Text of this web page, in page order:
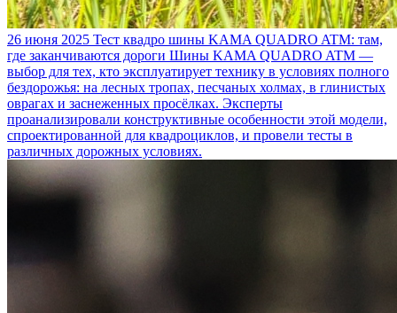
26 июня 2025 Тест квадро шины KAMA QUADRO ATM: там,
где заканчиваются дороги Шины KAMA QUADRO ATM —
выбор для тех, кто эксплуатирует технику в условиях полного
бездорожья: на лесных тропах, песчаных холмах, в глинистых
оврагах и заснеженных просёлках. Эксперты
проанализировали конструктивные особенности этой модели,
спроектированной для квадроциклов, и провели тесты в
различных дорожных условиях.